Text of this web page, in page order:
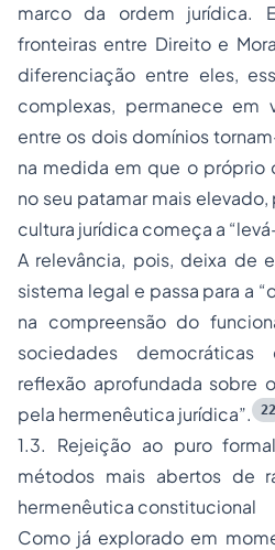
marco da ordem jurídica.
fronteiras entre Direito e
diferenciação entre eles,
complexas, permanece em
entre os dois domínios
na medida em que o próprio
no seu patamar mais
cultura jurídica começa a
A relevância, pois, deixa de
sistema legal e passa para a
na compreensão do
sociedades
reflexão aprofundada sobre
pela hermenêutica jurídica”.
22
1.3. Rejeição ao puro
métodos mais abertos de
hermenêutica constitucional
Como já explorado em